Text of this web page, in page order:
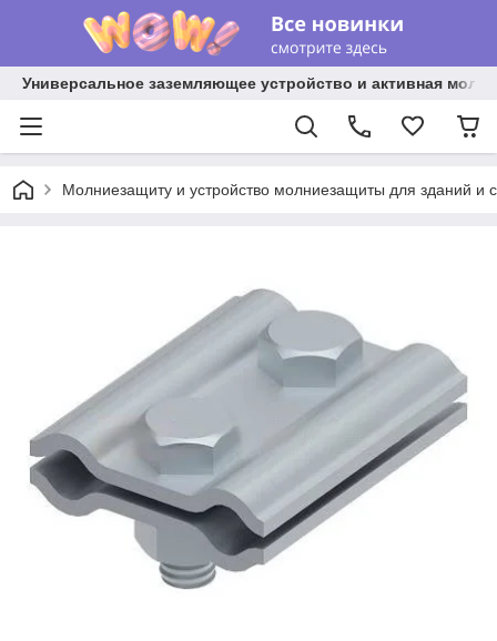
Универсальное заземляющее устройство и активная
Молниезащиту и устройство молниезащиты для зданий и